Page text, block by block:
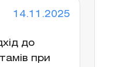
14.11.2025
до
при